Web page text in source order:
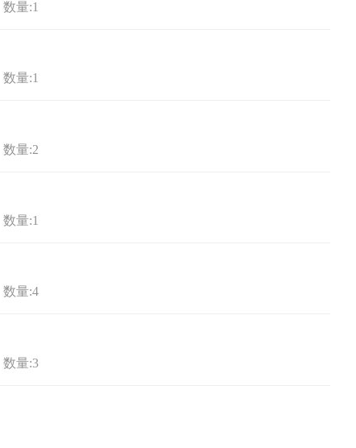
数量:1
数量:1
数量:2
数量:1
数量:4
数量:3